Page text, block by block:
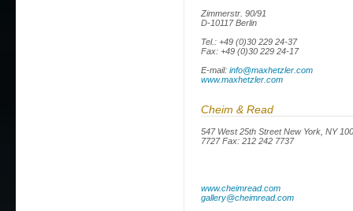
Zimmerstr. 90/91
D-10117 Berlin
Tel.: +49 (0)30 229 24-37
Fax: +49 (0)30 229 24-17
E-mail: info@maxhetzler.com
www.maxhetzler.com
Cheim & Read
547 West 25th Street New York, NY
7727 Fax: 212 242 7737
www.cheimread.com
gallery@cheimread.com